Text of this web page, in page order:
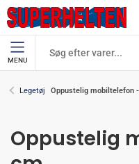
MENU
Legetøj Oppustelig mobiltelefon
Oppustelig